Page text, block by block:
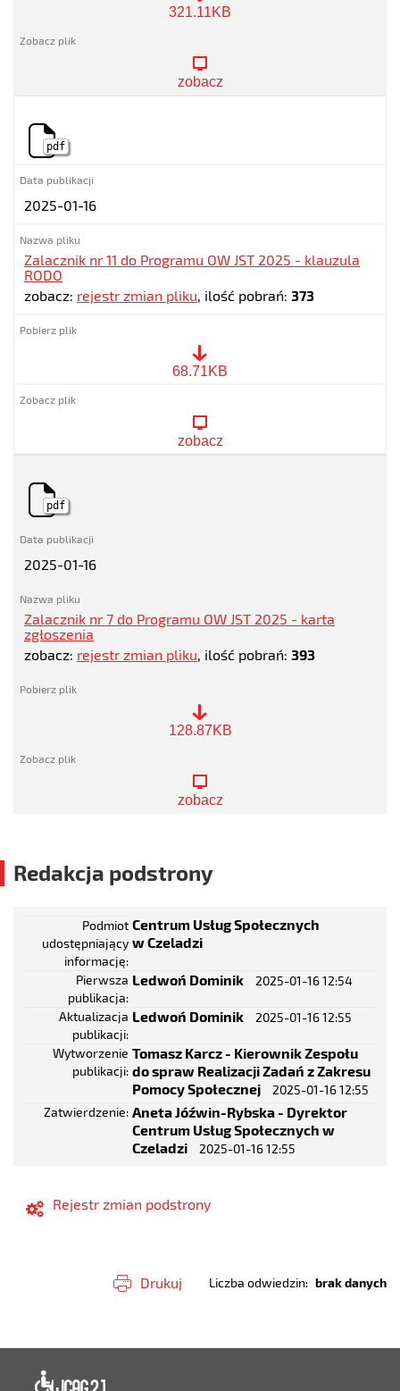
Wytchnieniowa
321.11KB
zobacz
pdf
2025-01-16
Zalacznik nr 11 do Programu OW JST 2025 - klauzula
RODO
zobacz: rejestr zmian pliku, ilość pobrań: 373
11
klauzula
RODO
68.71KB
zobacz
pdf
2025-01-16
Zalacznik nr 7 do Programu OW JST 2025 - karta
zgłoszenia
zobacz: rejestr zmian pliku, ilość pobrań: 393
7
karta
zgłoszenia
128.87KB
zobacz
Redakcja podstrony
Podmiot
udostępniający
informację
Centrum Usług Społecznych
w Czeladzi
Pierwsza
publikacja
Ledwoń Dominik 2025-01-16 12:54
Aktualizacja
publikacji
Ledwoń Dominik 2025-01-16 12:55
Wytworzenie
publikacji
Tomasz Karcz - Kierownik Zespołu
do spraw Realizacji Zadań z Zakresu
Pomocy Społecznej
2025-01-16 12:55
Zatwierdzenie Aneta Jóźwin-Rybska - Dyrektor
Centrum Usług Społecznych w
Czeladzi
2025-01-16 12:55
Rejestr zmian podstrony
Drukuj Liczba odwiedzin brak danych